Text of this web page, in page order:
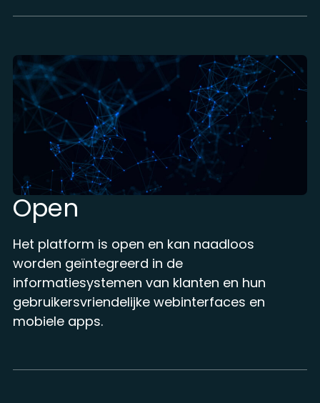
Open
Het platform is open en kan naadloos
worden geïntegreerd in de
informatiesystemen van klanten en hun
gebruikersvriendelijke webinterfaces en
mobiele apps.